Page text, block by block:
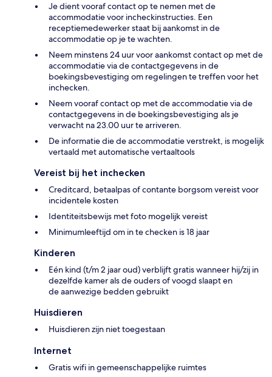
Je dient vooraf contact op te nemen met de
accommodatie voor incheckinstructies. Een
receptiemedewerker staat bij aankomst in de
accommodatie op je te wachten.
Neem minstens 24 uur voor aankomst contact op met de
accommodatie via de contactgegevens in de
boekingsbevestiging om regelingen te treffen voor het
inchecken.
Neem vooraf contact op met de accommodatie via de
contactgegevens in de boekingsbevestiging als je
verwacht na 23.00 uur te arriveren.
De informatie die de accommodatie verstrekt, is mogelijk
vertaald met automatische vertaaltools
Vereist bij het inchecken
Creditcard, betaalpas of contante borgsom vereist voor
incidentele kosten
Identiteitsbewijs met foto mogelijk vereist
Minimumleeftijd om in te checken is 18 jaar
Kinderen
Eén kind (t/m 2 jaar oud) verblijft gratis wanneer hij/zij in
dezelfde kamer als de ouders of voogd slaapt en
de aanwezige bedden gebruikt
Huisdieren
Huisdieren zijn niet toegestaan
Internet
Gratis wifi in gemeenschappelijke ruimtes